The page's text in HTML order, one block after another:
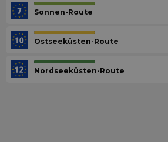
Sonnen-Route
Ostseeküsten-Route
Nordseeküsten-Route